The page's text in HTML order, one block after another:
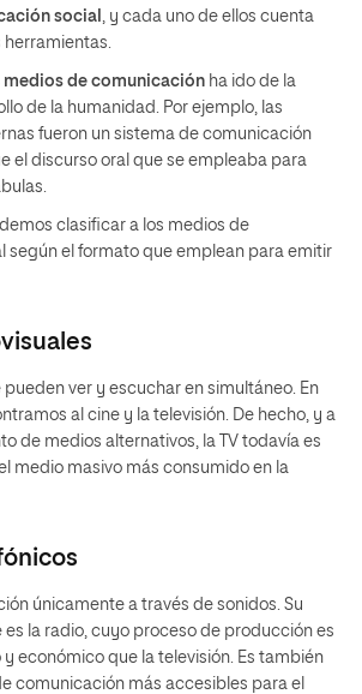
social , y cada uno de ellos cuenta
herramientas.
medios de comunicación ha ido de la
de la humanidad. Por ejemplo, las
fueron un sistema de comunicación
el discurso oral que se empleaba para
clasificar a los medios de
según el formato que emplean para emitir
pueden ver y escuchar en simultáneo. En
al cine y la televisión. De hecho, y a
de medios alternativos, la TV todavía es
medio masivo más consumido en la
únicamente a través de sonidos. Su
la radio, cuyo proceso de producción es
económico que la televisión. Es también
comunicación más accesibles para el